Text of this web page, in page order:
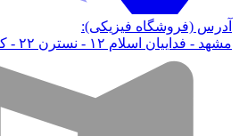
آدرس (فروشگاه فیزیکی):
مشهد - فداییان اسلام ۱۲ - نسترن ۲۲ - کامپیوترفدک